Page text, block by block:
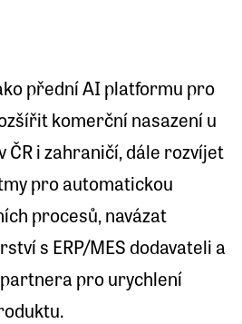
přední AI platformu pro
komerční nasazení u
ČR i zahraničí, dále rozvíjet
pro automatickou
procesů, navázat
s ERP/MES dodavateli a
pro urychlení